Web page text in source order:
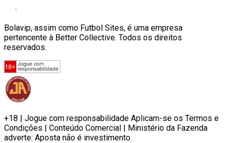
Bolavip, assim como Futbol Sites, é uma empresa
pertencente à Better Collective. Todos os direitos
reservados.
+18 | Jogue com responsabilidade Aplicam-se os Termos e
Condições | Conteúdo Comercial | Ministério da Fazenda
adverte: Aposta não é investimento.